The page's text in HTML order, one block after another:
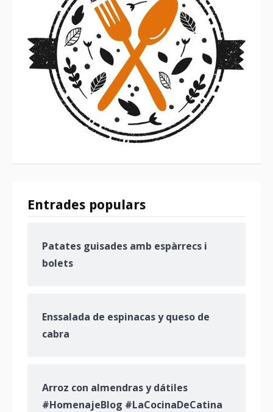
Entrades populars
Patates guisades amb espàrrecs i
bolets
Enssalada de espinacas y queso de
cabra
Arroz con almendras y dátiles
#HomenajeBlog #LaCocinaDeCatina